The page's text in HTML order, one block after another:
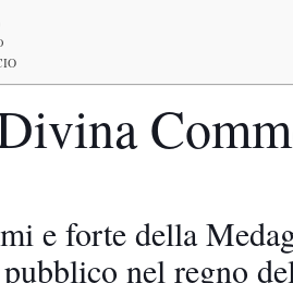
e forte della
nel regno